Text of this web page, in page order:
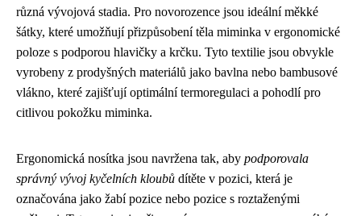
různá vývojová stadia. Pro novorozence jsou ideální měkké
šátky, které umožňují přizpůsobení těla miminka v ergonomické
poloze s podporou hlavičky a krčku. Tyto textilie jsou obvykle
vyrobeny z prodyšných materiálů jako bavlna nebo bambusové
vlákno, které zajišťují optimální termoregulaci a pohodlí pro
citlivou pokožku miminka.
Ergonomická nosítka jsou navržena tak, aby podporovala
správný vývoj kyčelních kloubů dítěte v pozici, která je
označována jako žabí pozice nebo pozice s roztaženými